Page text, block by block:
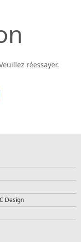
réessayer.
Design